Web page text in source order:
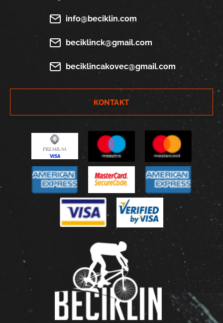
info@beciklin.com
beciklinck@gmail.com
beciklincakovec@gmail.com
KONTAKT